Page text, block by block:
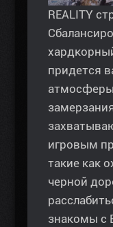
REALITY
придется
игровым
такие как
черной
знакомы с